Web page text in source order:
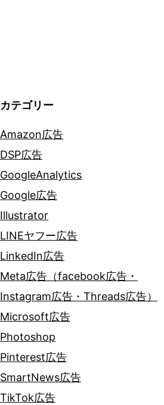
ン
カテゴリー
Amazon広告
DSP広告
GoogleAnalytics
Google広告
Illustrator
LINEヤフー広告
LinkedIn広告
Meta広告（facebook広告・
Instagram広告・Threads広告）
Microsoft広告
Photoshop
Pinterest広告
SmartNews広告
TikTok広告